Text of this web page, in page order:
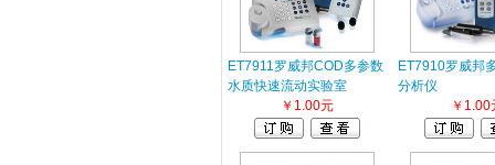
ET7911罗威邦COD多参数
水质快速流动实验室
￥1.00元
ET7910罗威邦
分析仪
￥1.00